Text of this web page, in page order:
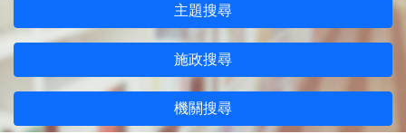
主題搜尋
施政搜尋
機關搜尋